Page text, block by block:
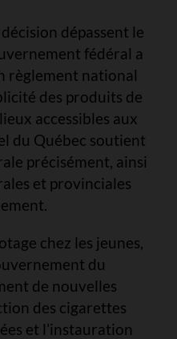
dépassent le
fédéral a
règlement national
des produits de
accessibles aux
du Québec soutient
précisément, ainsi
et provinciales
chez les jeunes,
du
de nouvelles
des cigarettes
et l’instauration